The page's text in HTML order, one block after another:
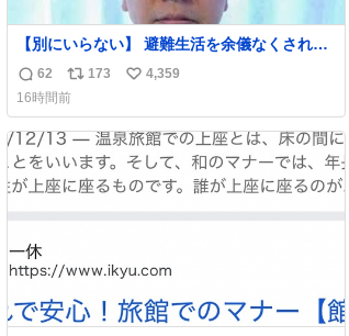
【別にいらない】 避難生活を余儀なくされて
いる子どもたちのためにヒカキンボックス
1000個を寄付させていただきました
返
信
数
62
リ
ポ
ス
ト
数
173
い
ね
数
4,359
16時間前